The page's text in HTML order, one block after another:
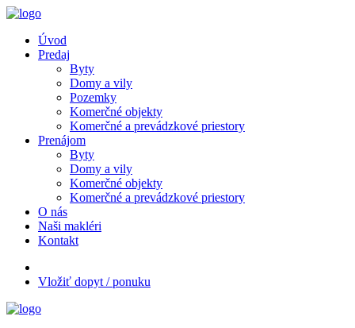
Úvod
Predaj
Byty
Domy a vily
Pozemky
Komerčné objekty
Komerčné a prevádzkové priestory
Prenájom
Byty
Domy a vily
Komerčné objekty
Komerčné a prevádzkové priestory
O nás
Naši makléri
Kontakt
Vložiť dopyt / ponuku